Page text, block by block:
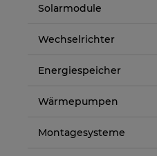
Solarmodule
Wechselrichter
Energiespeicher
Wärmepumpen
Montagesysteme